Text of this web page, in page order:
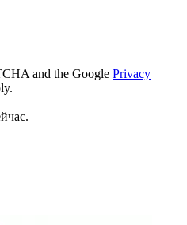
and the Google Privacy